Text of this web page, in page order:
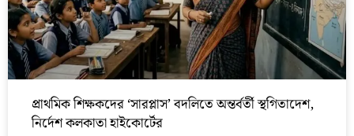
প্রাথমিক শিক্ষকদের ‘সারপ্লাস’ বদলিতে অন্তর্বর্তী স্থগিতাদেশ,
নির্দেশ কলকাতা হাইকোর্টের